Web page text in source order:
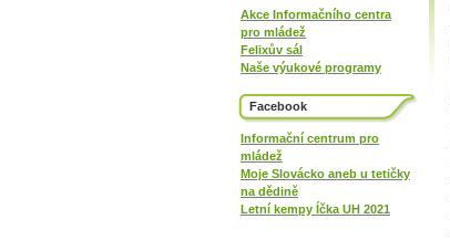
Akce Informačního centra
pro mládež
Felixův sál
Naše výukové programy
Facebook
Informační centrum pro
mládež
Moje Slovácko aneb u tetičky
na dědině
Letní kempy Íčka UH 2021